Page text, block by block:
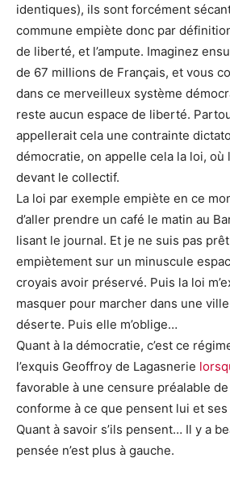
identiques), ils sont forcément
commune empiète donc par
de liberté, et l’ampute. Imaginez
de 67 millions de Français, et vous
dans ce merveilleux système
reste aucun espace de liberté.
appellerait cela une contrainte
démocratie, on appelle cela la loi, où
devant le collectif.
La loi par exemple empiète en ce
d’aller prendre un café le matin au
lisant le journal. Et je ne suis pas
empiètement sur un minuscule
croyais avoir préservé. Puis la loi
masquer pour marcher dans une
déserte. Puis elle m’oblige…
Quant à la démocratie, c’est ce
l’exquis Geoffroy de Lagasnerie
favorable à une censure préalable de
conforme à ce que pensent lui et ses
Quant à savoir s’ils pensent… Il y a
pensée n’est plus à gauche.